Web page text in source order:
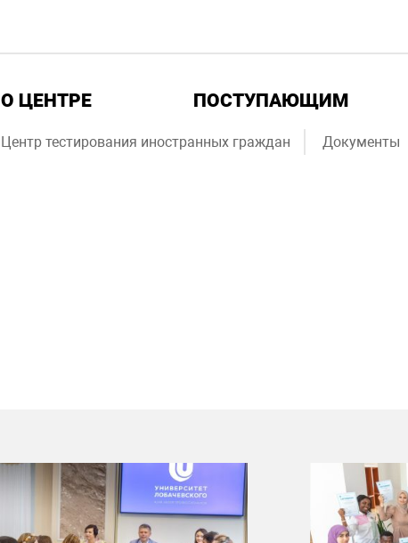
О ЦЕНТРЕ ПОСТУПАЮЩИМ
Центр тестирования иностранных граждан Документы